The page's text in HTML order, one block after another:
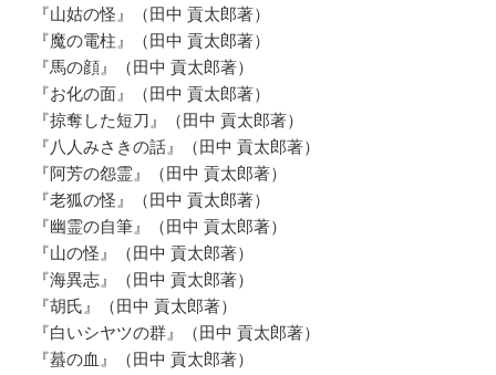
『山姑の怪』（田中 貢太郎著）
『魔の電柱』（田中 貢太郎著）
『馬の顔』（田中 貢太郎著）
『お化の面』（田中 貢太郎著）
『掠奪した短刀』（田中 貢太郎著）
『八人みさきの話』（田中 貢太郎著）
『阿芳の怨霊』（田中 貢太郎著）
『老狐の怪』（田中 貢太郎著）
『幽霊の自筆』（田中 貢太郎著）
『山の怪』（田中 貢太郎著）
『海異志』（田中 貢太郎著）
『胡氏』（田中 貢太郎著）
『白いシヤツの群』（田中 貢太郎著）
『蟇の血』（田中 貢太郎著）